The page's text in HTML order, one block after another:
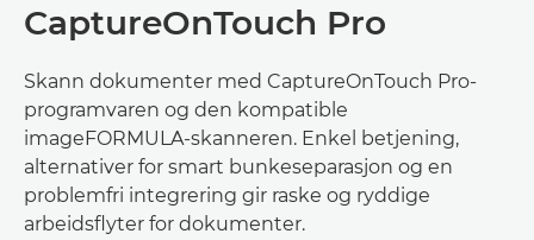
CaptureOnTouch Pro
Skann dokumenter med CaptureOnTouch Pro-
programvaren og den kompatible
imageFORMULA-skanneren. Enkel betjening,
alternativer for smart bunkeseparasjon og en
problemfri integrering gir raske og ryddige
arbeidsflyter for dokumenter.